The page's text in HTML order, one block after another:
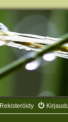
Rekisteröidy